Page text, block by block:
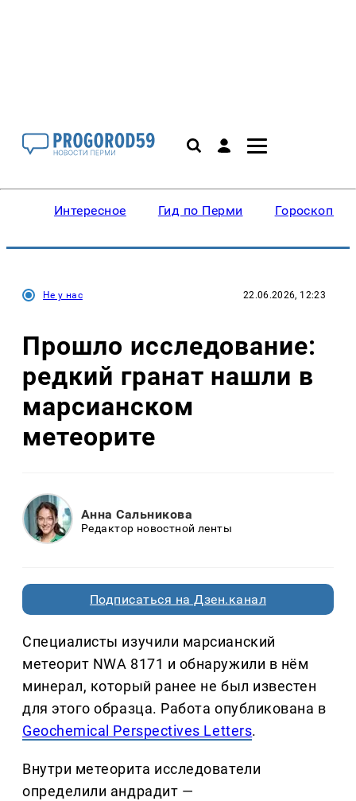
Интересное Гид по Перми Гороскопы
Не у нас 22.06.2026, 12:23
Прошло исследование:
редкий гранат нашли в
марсианском
метеорите
Анна Сальникова
Редактор новостной ленты
Подписаться на Дзен.канал
Специалисты изучили марсианский
метеорит NWA 8171 и обнаружили в нём
минерал, который ранее не был известен
для этого образца. Работа опубликована в
Geochemical Perspectives Letters.
Внутри метеорита исследователи
определили андрадит —